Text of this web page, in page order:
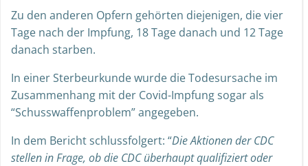
Zu den anderen Opfern gehörten diejenigen, die vier
Tage nach der Impfung, 18 Tage danach und 12 Tage
danach starben.
In einer Sterbeurkunde wurde die Todesursache im
Zusammenhang mit der Covid-Impfung sogar als
“Schusswaffenproblem” angegeben.
In dem Berichtschlussfolgert: “Die Aktionen der CDC
stellen in Frage, ob die CDC überhaupt qualifiziert oder